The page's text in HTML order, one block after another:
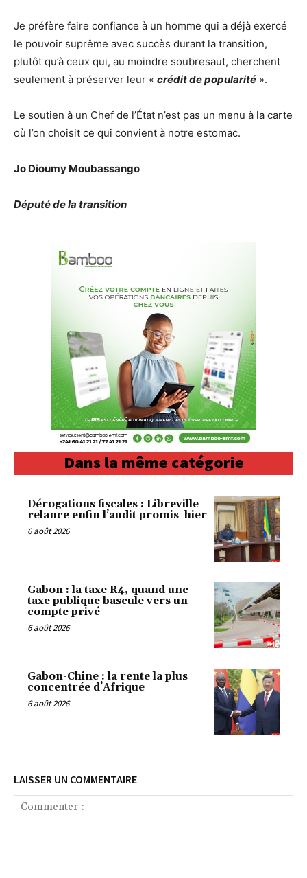
Je préfère faire confiance à un homme qui a déjà exercé
le pouvoir suprême avec succès durant la transition,
plutôt qu’à ceux qui, au moindre soubresaut, cherchent
seulement à préserver leur « crédit de popularité ».
Le soutien à un Chef de l’État n’est pas un menu à la carte
où l’on choisit ce qui convient à notre estomac.
Jo Dioumy Moubassango
Député de la transition
Dans la même catégorie
Dérogations fiscales : Libreville
relance enfin l’audit promis hier
6 août 2026
Gabon : la taxe R4, quand une
taxe publique bascule vers un
compte privé
6 août 2026
Gabon-Chine : la rente la plus
concentrée d’Afrique
6 août 2026
LAISSER UN COMMENTAIRE